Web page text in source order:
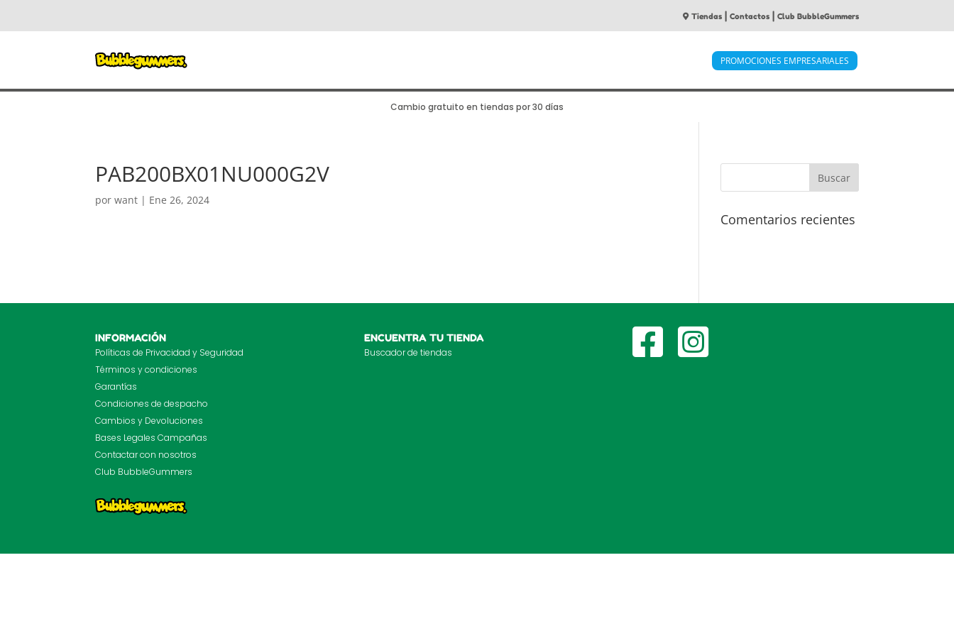
Tiendas| Contactos| Club BubbleGummers
PROMOCIONES EMPRESARIALES
Cambio gratuito en tiendas por 30 días
PAB200BX01NU000G2V
porwant | Ene 26, 2024
Comentarios recientes
INFORMACIÓN
Políticas de Privacidad y Seguridad
Términos y condiciones
Garantías
Condiciones de despacho
Cambios y Devoluciones
Bases Legales Campañas
Contactar con nosotros
Club BubbleGummers
ENCUENTRA TU TIENDA
Buscador de tiendas